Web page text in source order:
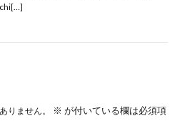
りません。 ※ が付いている欄は必須項